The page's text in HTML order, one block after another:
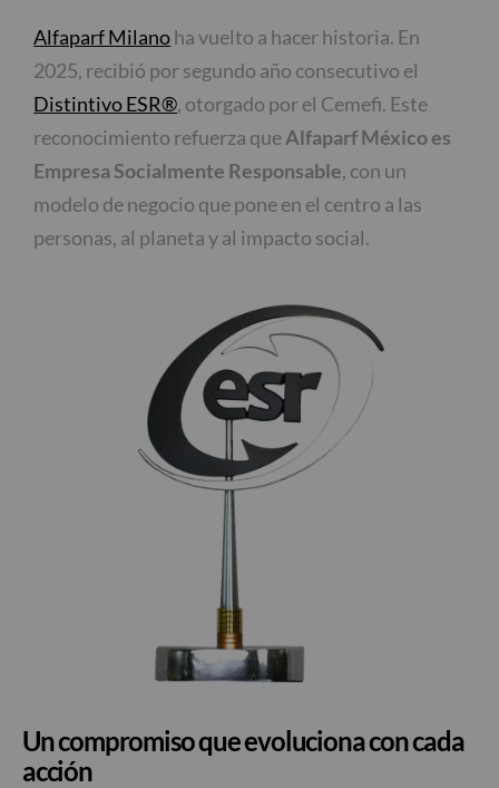
Alfaparf Milanoha vuelto a hacer historia. En
2025, recibió por segundo año consecutivo el
Distintivo ESR®, otorgado por el Cemefi. Este
reconocimiento refuerza queAlfaparf México es
Empresa Socialmente Responsable, con un
modelo de negocio que pone en el centro a las
personas, al planeta y al impacto social.
Un compromiso que evoluciona con cada
acción